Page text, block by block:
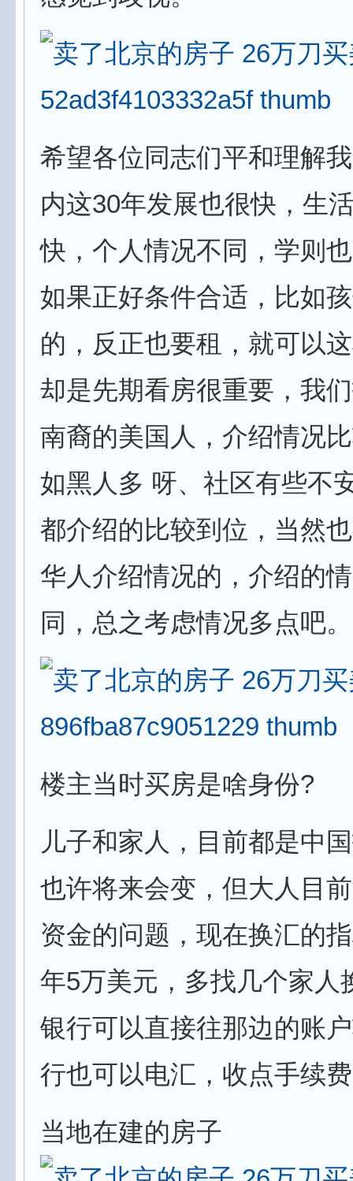
希望各位同志们平和理解
内这30年发展也很快，生
快，个人情况不同，学则
如果正好条件合适，比如
的，反正也要租，就可以
却是先期看房很重要，我
南裔的美国人，介绍情况
如黑人多 呀、社区有些不
都介绍的比较到位，当然
华人介绍情况的，介绍的
同，总之考虑情况多点吧。
楼主当时买房是啥身份?
儿子和家人，目前都是中
也许将来会变，但大人目
资金的问题，现在换汇的
年5万美元，多找几个家人
银行可以直接往那边的账
行也可以电汇，收点手续费
当地在建的房子